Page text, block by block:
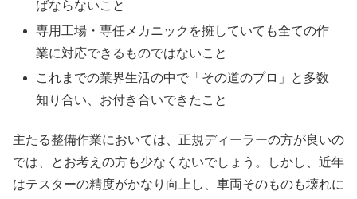
ばならないこと
専用工場・専任メカニックを擁していても全ての作
業に対応できるものではないこと
これまでの業界生活の中で「その道のプロ」と多数
知り合い、お付き合いできたこと
主たる整備作業においては、正規ディーラーの方が良いの
では、とお考えの方も少なくないでしょう。しかし、近年
はテスターの精度がかなり向上し、車両そのものも壊れに